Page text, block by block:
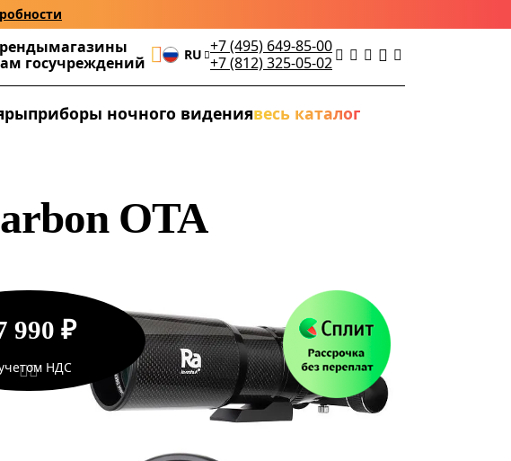
магазины
госучреждений RU +7 (495) 649-85-00
+7 (812) 325-05-02
приборы ночного видениявесь каталог
OTA
990 ₽
НДС